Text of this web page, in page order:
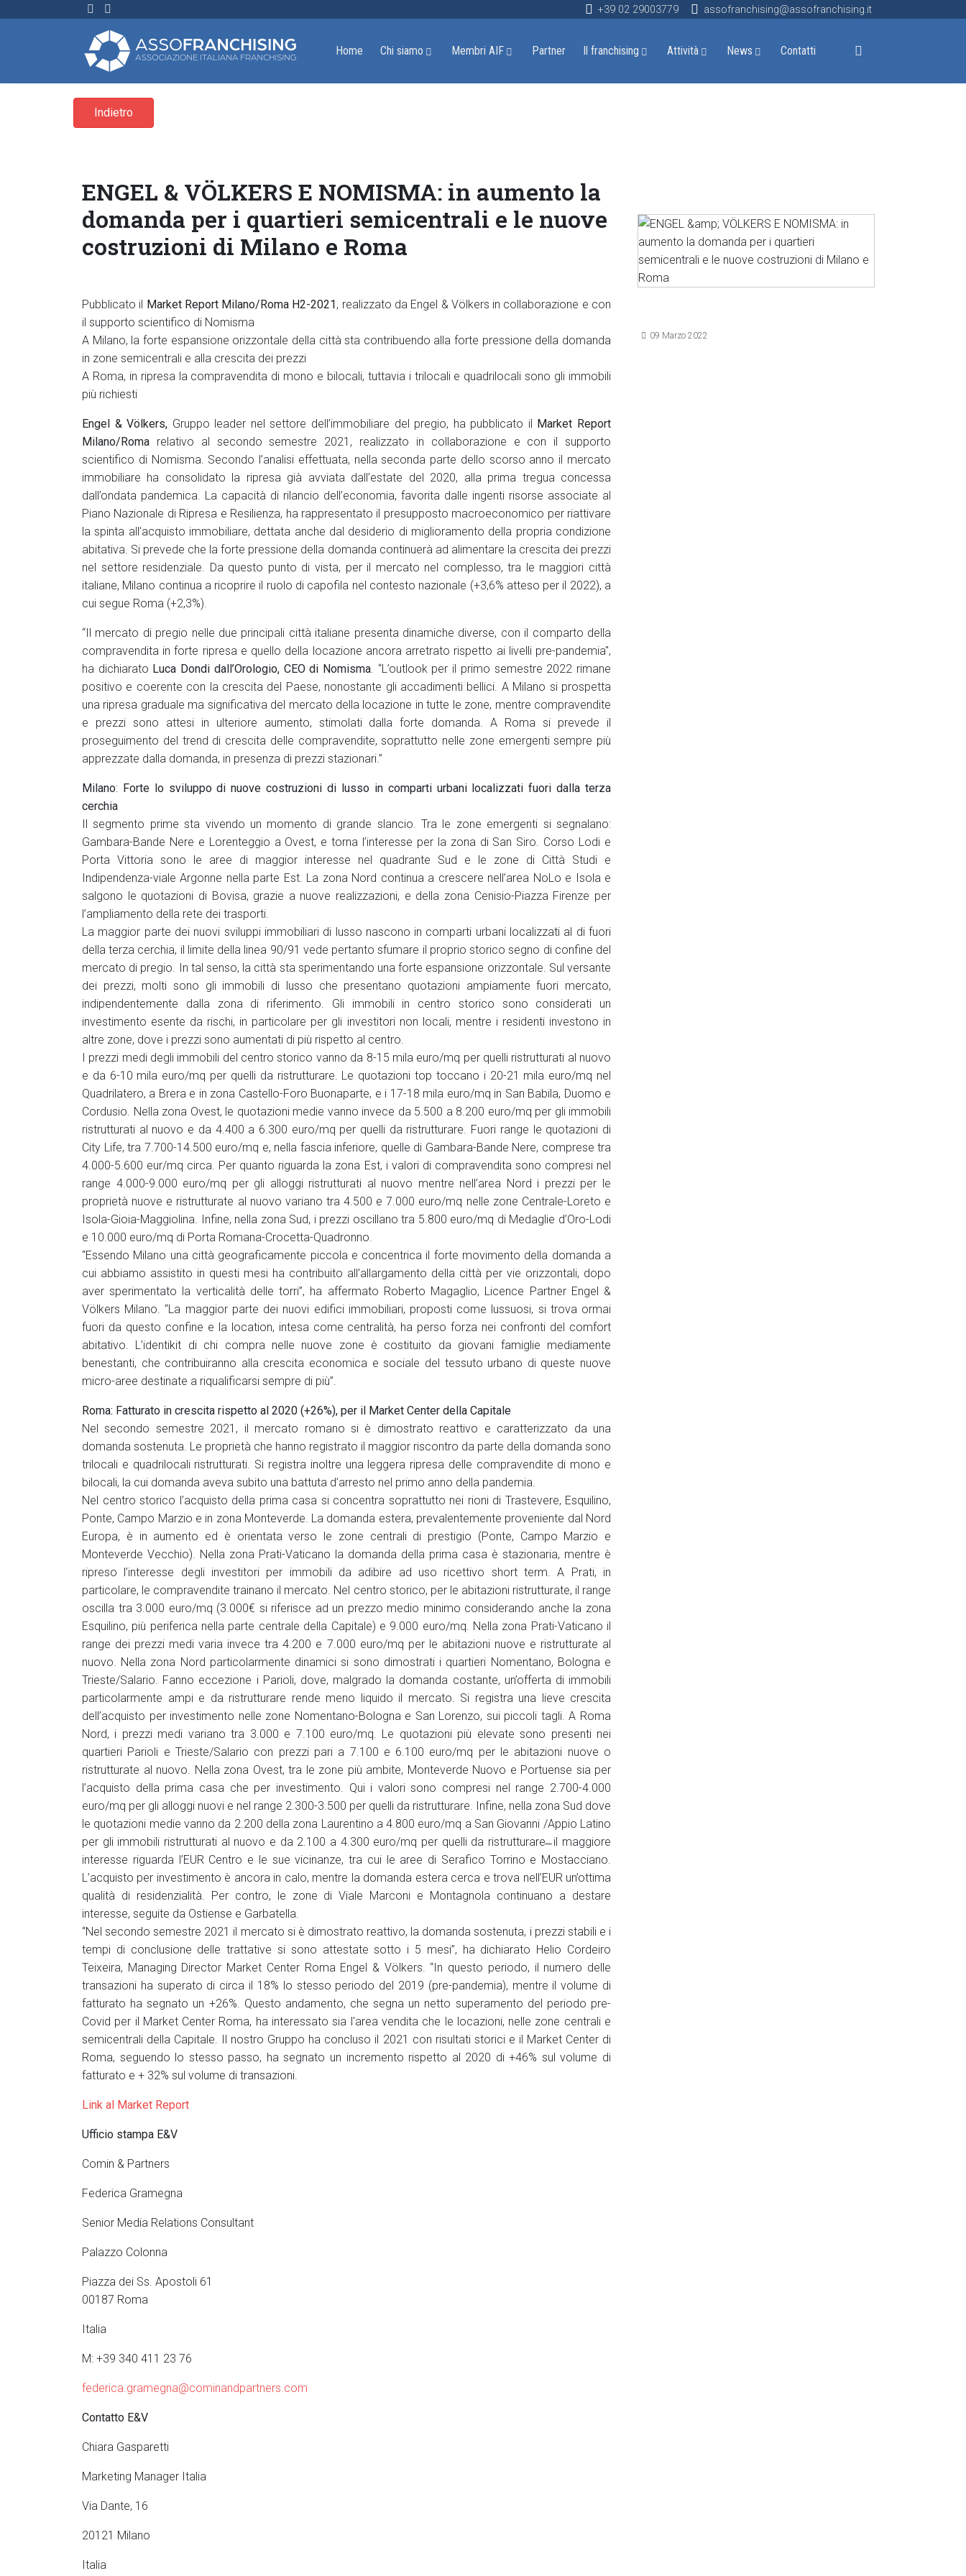
+39 02 29003779 assofranchising@assofranchising.it
Home Chi siamo Membri AIF Partner Il franchising Attività News Contatti
Indietro
ENGEL & VÖLKERS E NOMISMA: in aumento la
domanda per i quartieri semicentrali e le nuove
costruzioni di Milano e Roma
Pubblicato il Market Report Milano/Roma H2-2021, realizzato da Engel & Völkers in collaborazione e con
il supporto scientifico di Nomisma
A Milano, la forte espansione orizzontale della città sta contribuendo alla forte pressione della domanda
in zone semicentrali e alla crescita dei prezzi
A Roma, in ripresa la compravendita di mono e bilocali, tuttavia i trilocali e quadrilocali sono gli immobili
più richiesti
Engel & Völkers, Gruppo leader nel settore dell’immobiliare del pregio, ha pubblicato il Market Report
Milano/Roma relativo al secondo semestre 2021, realizzato in collaborazione e con il supporto
scientifico di Nomisma. Secondo l’analisi effettuata, nella seconda parte dello scorso anno il mercato
immobiliare ha consolidato la ripresa già avviata dall’estate del 2020, alla prima tregua concessa
dall’ondata pandemica. La capacità di rilancio dell’economia, favorita dalle ingenti risorse associate al
Piano Nazionale di Ripresa e Resilienza, ha rappresentato il presupposto macroeconomico per riattivare
la spinta all’acquisto immobiliare, dettata anche dal desiderio di miglioramento della propria condizione
abitativa. Si prevede che la forte pressione della domanda continuerà ad alimentare la crescita dei prezzi
nel settore residenziale. Da questo punto di vista, per il mercato nel complesso, tra le maggiori città
italiane, Milano continua a ricoprire il ruolo di capofila nel contesto nazionale (+3,6% atteso per il 2022), a
cui segue Roma (+2,3%).
“Il mercato di pregio nelle due principali città italiane presenta dinamiche diverse, con il comparto della
compravendita in forte ripresa e quello della locazione ancora arretrato rispetto ai livelli pre-pandemia",
ha dichiarato Luca Dondi dall’Orologio, CEO di Nomisma. “L’outlook per il primo semestre 2022 rimane
positivo e coerente con la crescita del Paese, nonostante gli accadimenti bellici. A Milano si prospetta
una ripresa graduale ma significativa del mercato della locazione in tutte le zone, mentre compravendite
e prezzi sono attesi in ulteriore aumento, stimolati dalla forte domanda. A Roma si prevede il
proseguimento del trend di crescita delle compravendite, soprattutto nelle zone emergenti sempre più
apprezzate dalla domanda, in presenza di prezzi stazionari.”
Milano: Forte lo sviluppo di nuove costruzioni di lusso in comparti urbani localizzati fuori dalla terza
cerchia
Il segmento prime sta vivendo un momento di grande slancio. Tra le zone emergenti si segnalano:
Gambara-Bande Nere e Lorenteggio a Ovest, e torna l’interesse per la zona di San Siro. Corso Lodi e
Porta Vittoria sono le aree di maggior interesse nel quadrante Sud e le zone di Città Studi e
Indipendenza-viale Argonne nella parte Est. La zona Nord continua a crescere nell’area NoLo e Isola e
salgono le quotazioni di Bovisa, grazie a nuove realizzazioni, e della zona Cenisio-Piazza Firenze per
l’ampliamento della rete dei trasporti.
La maggior parte dei nuovi sviluppi immobiliari di lusso nascono in comparti urbani localizzati al di fuori
della terza cerchia, il limite della linea 90/91 vede pertanto sfumare il proprio storico segno di confine del
mercato di pregio. In tal senso, la città sta sperimentando una forte espansione orizzontale. Sul versante
dei prezzi, molti sono gli immobili di lusso che presentano quotazioni ampiamente fuori mercato,
indipendentemente dalla zona di riferimento. Gli immobili in centro storico sono considerati un
investimento esente da rischi, in particolare per gli investitori non locali, mentre i residenti investono in
altre zone, dove i prezzi sono aumentati di più rispetto al centro.
I prezzi medi degli immobili del centro storico vanno da 8-15 mila euro/mq per quelli ristrutturati al nuovo
e da 6-10 mila euro/mq per quelli da ristrutturare. Le quotazioni top toccano i 20-21 mila euro/mq nel
Quadrilatero, a Brera e in zona Castello-Foro Buonaparte, e i 17-18 mila euro/mq in San Babila, Duomo e
Cordusio. Nella zona Ovest, le quotazioni medie vanno invece da 5.500 a 8.200 euro/mq per gli immobili
ristrutturati al nuovo e da 4.400 a 6.300 euro/mq per quelli da ristrutturare. Fuori range le quotazioni di
City Life, tra 7.700-14.500 euro/mq e, nella fascia inferiore, quelle di Gambara-Bande Nere, comprese tra
4.000-5.600 eur/mq circa. Per quanto riguarda la zona Est, i valori di compravendita sono compresi nel
range 4.000-9.000 euro/mq per gli alloggi ristrutturati al nuovo mentre nell’area Nord i prezzi per le
proprietà nuove e ristrutturate al nuovo variano tra 4.500 e 7.000 euro/mq nelle zone Centrale-Loreto e
Isola-Gioia-Maggiolina. Infine, nella zona Sud, i prezzi oscillano tra 5.800 euro/mq di Medaglie d’Oro-Lodi
e 10.000 euro/mq di Porta Romana-Crocetta-Quadronno.
“Essendo Milano una città geograficamente piccola e concentrica il forte movimento della domanda a
cui abbiamo assistito in questi mesi ha contribuito all’allargamento della città per vie orizzontali, dopo
aver sperimentato la verticalità delle torri”, ha affermato Roberto Magaglio, Licence Partner Engel &
Völkers Milano. “La maggior parte dei nuovi edifici immobiliari, proposti come lussuosi, si trova ormai
fuori da questo confine e la location, intesa come centralità, ha perso forza nei confronti del comfort
abitativo. L’identikit di chi compra nelle nuove zone è costituito da giovani famiglie mediamente
benestanti, che contribuiranno alla crescita economica e sociale del tessuto urbano di queste nuove
micro-aree destinate a riqualificarsi sempre di più”.
Roma: Fatturato in crescita rispetto al 2020 (+26%), per il Market Center della Capitale
Nel secondo semestre 2021, il mercato romano si è dimostrato reattivo e caratterizzato da una
domanda sostenuta. Le proprietà che hanno registrato il maggior riscontro da parte della domanda sono
trilocali e quadrilocali ristrutturati. Si registra inoltre una leggera ripresa delle compravendite di mono e
bilocali, la cui domanda aveva subito una battuta d’arresto nel primo anno della pandemia.
Nel centro storico l’acquisto della prima casa si concentra soprattutto nei rioni di Trastevere, Esquilino,
Ponte, Campo Marzio e in zona Monteverde. La domanda estera, prevalentemente proveniente dal Nord
Europa, è in aumento ed è orientata verso le zone centrali di prestigio (Ponte, Campo Marzio e
Monteverde Vecchio). Nella zona Prati-Vaticano la domanda della prima casa è stazionaria, mentre è
ripreso l’interesse degli investitori per immobili da adibire ad uso ricettivo short term. A Prati, in
particolare, le compravendite trainano il mercato. Nel centro storico, per le abitazioni ristrutturate, il range
oscilla tra 3.000 euro/mq (3.000€ si riferisce ad un prezzo medio minimo considerando anche la zona
Esquilino, più periferica nella parte centrale della Capitale) e 9.000 euro/mq. Nella zona Prati-Vaticano il
range dei prezzi medi varia invece tra 4.200 e 7.000 euro/mq per le abitazioni nuove e ristrutturate al
nuovo. Nella zona Nord particolarmente dinamici si sono dimostrati i quartieri Nomentano, Bologna e
Trieste/Salario. Fanno eccezione i Parioli, dove, malgrado la domanda costante, un’offerta di immobili
particolarmente ampi e da ristrutturare rende meno liquido il mercato. Si registra una lieve crescita
dell’acquisto per investimento nelle zone Nomentano-Bologna e San Lorenzo, sui piccoli tagli. A Roma
Nord, i prezzi medi variano tra 3.000 e 7.100 euro/mq. Le quotazioni più elevate sono presenti nei
quartieri Parioli e Trieste/Salario con prezzi pari a 7.100 e 6.100 euro/mq per le abitazioni nuove o
ristrutturate al nuovo. Nella zona Ovest, tra le zone più ambite, Monteverde Nuovo e Portuense sia per
l’acquisto della prima casa che per investimento. Qui i valori sono compresi nel range 2.700-4.000
euro/mq per gli alloggi nuovi e nel range 2.300-3.500 per quelli da ristrutturare. Infine, nella zona Sud dove
le quotazioni medie vanno da 2.200 della zona Laurentino a 4.800 euro/mq a San Giovanni /Appio Latino
per gli immobili ristrutturati al nuovo e da 2.100 a 4.300 euro/mq per quelli da ristrutturare ̶ il maggiore
interesse riguarda l’EUR Centro e le sue vicinanze, tra cui le aree di Serafico Torrino e Mostacciano.
L’acquisto per investimento è ancora in calo, mentre la domanda estera cerca e trova nell’EUR un’ottima
qualità di residenzialità. Per contro, le zone di Viale Marconi e Montagnola continuano a destare
interesse, seguite da Ostiense e Garbatella.
“Nel secondo semestre 2021 il mercato si è dimostrato reattivo, la domanda sostenuta, i prezzi stabili e i
tempi di conclusione delle trattative si sono attestate sotto i 5 mesi”, ha dichiarato Helio Cordeiro
Teixeira, Managing Director Market Center Roma Engel & Völkers. “In questo periodo, il numero delle
transazioni ha superato di circa il 18% lo stesso periodo del 2019 (pre-pandemia), mentre il volume di
fatturato ha segnato un +26%. Questo andamento, che segna un netto superamento del periodo pre-
Covid per il Market Center Roma, ha interessato sia l'area vendita che le locazioni, nelle zone centrali e
semicentrali della Capitale. Il nostro Gruppo ha concluso il 2021 con risultati storici e il Market Center di
Roma, seguendo lo stesso passo, ha segnato un incremento rispetto al 2020 di +46% sul volume di
fatturato e + 32% sul volume di transazioni.
Link al Market Report
Ufficio stampa E&V
Comin & Partners
Federica Gramegna
Senior Media Relations Consultant
Palazzo Colonna
Piazza dei Ss. Apostoli 61
00187 Roma
Italia
M: +39 340 411 23 76
federica.gramegna@cominandpartners.com
Contatto E&V
Chiara Gasparetti
Marketing Manager Italia
Via Dante, 16
20121 Milano
Italia
Dettagli
09 Marzo 2022